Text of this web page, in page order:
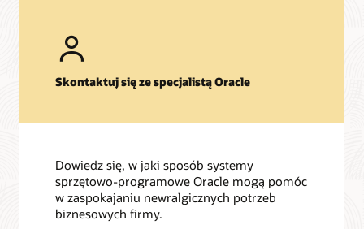
Skontaktuj się ze specjalistą Oracle
Dowiedz się, w jaki sposób systemy
sprzętowo-programowe Oracle mogą pomóc
w zaspokajaniu newralgicznych potrzeb
biznesowych firmy.